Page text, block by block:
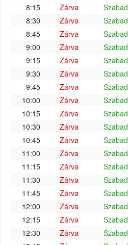
8:15
Zárva Szabad
8:30
Zárva Szabad
8:45
Zárva Szabad
9:00
Zárva Szabad
9:15
Zárva Szabad
9:30
Zárva Szabad
9:45
Zárva Szabad
10:00
Zárva Szabad
10:15
Zárva Szabad
10:30
Zárva Szabad
10:45
Zárva Szabad
11:00
Zárva Szabad
11:15
Zárva Szabad
11:30
Zárva Szabad
11:45
Zárva Szabad
12:00
Zárva Szabad
12:15
Zárva Szabad
12:30
Zárva Szabad